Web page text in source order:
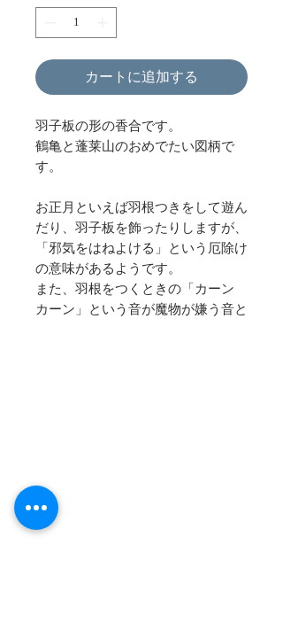
カートに追加する
羽子板の形の香合です。
鶴亀と蓬莱山のおめでたい図柄で
す。
お正月といえば羽根つきをして遊ん
だり、羽子板を飾ったりしますが、
「邪気をはねよける」という厄除け
の意味があるようです。
また、羽根をつくときの「カーン
カーン」という音が魔物が嫌う音と